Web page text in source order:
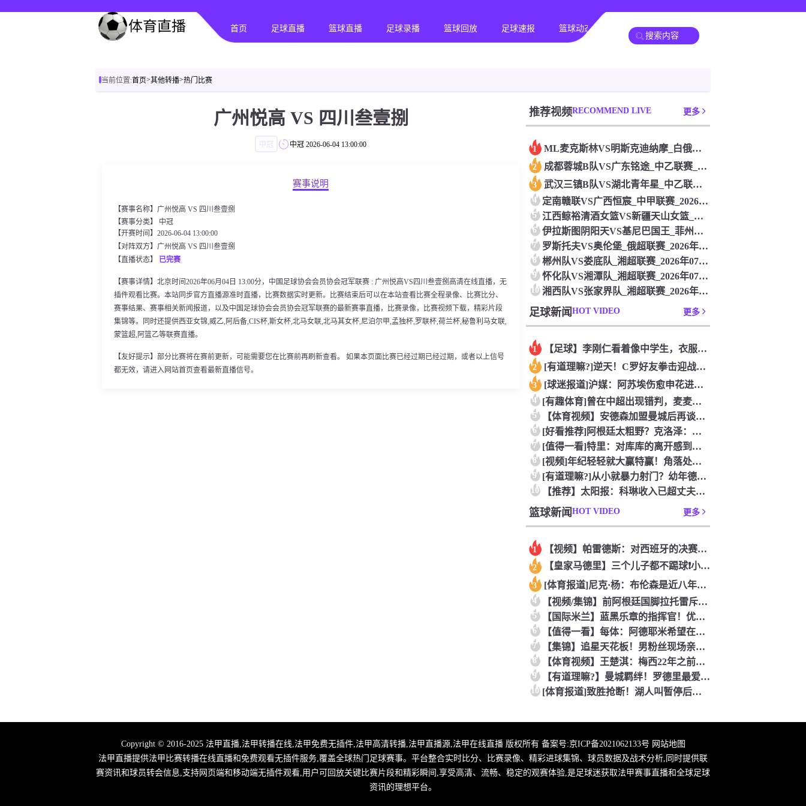
首页 足球直播 篮球直播 足球录播 篮球回放 足球速报 篮球动态 其他转播
当前位置:首页>其他转播>热门比赛
广州悦高 VS 四川叁壹捌
中冠 中冠 2026-06-04 13:00:00
赛事说明
【赛事名称】广州悦高 VS 四川叁壹捌
【赛事分类】 中冠
【开赛时间】2026-06-04 13:00:00
【对阵双方】广州悦高 VS 四川叁壹捌
【直播状态】 已完赛
【赛事详情】北京时间2026年06月04日 13:00分，中国足球协会会员协会冠军联赛 : 广州悦高VS四川叁壹捌高清在线直播，无
插件观看比赛。本站同步官方直播源准时直播，比赛数据实时更新。比赛结束后可以在本站查看比赛全程录像、比赛比分、
赛事结果、赛事相关新闻报道，以及中国足球协会会员协会冠军联赛的最新赛事直播，比赛录像，比赛视频下载，精彩片段
集锦等。同时还提供西亚女锦,威乙,阿后备,CIS杯,斯女杯,北马女联,北马其女杯,尼泊尔甲,孟独杯,罗联杯,荷兰杯,秘鲁利马女联,
蒙篮超,阿篮乙等联赛直播。
【友好提示】部分比赛将在赛前更新，可能需要您在比赛前再刷新查看。 如果本页面比赛已经过期已经过期，或者以上信号
都无效，请进入网站首页查看最新直播信号。
推荐视频RECOMMEND LIVE 更多
1 ML麦克斯林VS明斯克迪纳摩_白俄杯联赛_2026年07月2
2 成都蓉城B队VS广东铭途_中乙联赛_2026年07月26日
3 武汉三镇B队VS湖北青年星_中乙联赛_2026年07月26日
4 定南赣联VS广西恒宸_中甲联赛_2026年07月26日
5 江西鲸裕清酒女篮VS新疆天山女篮_中女锦联赛_2026年07
6 伊拉斯图阴阳天VS基尼巴国王_菲州长杯联赛_2026年07月
7 罗斯托夫VS奥伦堡_俄超联赛_2026年07月26日
8 郴州队VS娄底队_湘超联赛_2026年07月26日
9 怀化队VS湘潭队_湘超联赛_2026年07月26日
10 湘西队VS张家界队_湘超联赛_2026年07月26日
足球新闻 HOT VIDEO 更多
1 【足球】李刚仁看着像中学生，衣服脱了身材吊炸天！怪不得对抗上
2 [有道理嘛?]逆天！C罗好友拳击迎战阿根廷跟队记者，C罗好友
3 [球迷报道]沪媒：阿苏埃伤愈申花进攻得到保证 海港队基本没有
4 [有趣体育]曾在中超出现错判，麦麦提江本轮主哨中甲陕西联合v
5 【体育视频】安德森加盟曼城后再谈德布劳内：他一直是我非常仰慕
6 [好看推荐]阿根廷太粗野？克洛泽：这是他们的特色，极其强调对
7 [值得一看]特里：对库库的离开感到失望，但罗杰斯的到来又让我
8 [视频]年纪轻轻就大赢特赢！角落处打闹的亚马尔和尼科！
9 [有道理嘛?]从小就暴力射门？幼年德布劳内和他踢坏的树篱！
10 【推荐】太阳报：科琳收入已超丈夫鲁尼 自己设计服装8岁儿子当
篮球新闻 HOT VIDEO 更多
1 【视频】帕雷德斯：对西班牙的决赛是梅西国家队的最后一场比赛
2 【皇家马德里】三个儿子都不踢球❗️小贝气炸：三个坑爹货，只能
3 [体育报道]尼克·杨：布伦森是近八年最佳 联盟只有詹库杜能媲
4 【视频/集锦】前阿根廷国脚拉托雷斥“阴谋论”：彻底疯了，典型
5 【国际米兰】蓝黑乐章的指挥官！优雅的波兰中场节拍器！
6 【值得一看】每体：阿德耶米希望在巴萨继续穿27号球衣，但西甲
7 【集锦】追星天花板！男粉丝现场亲到夏奇拉，这波直接能吹一辈子
8 【体育视频】王楚淇：梅西22年之前一直被这踢法针对，铁杆球迷
9 【有道理嘛?】曼城羁绊！罗德里最爱的各国球员！葡萄牙选择了B
10 [体育报道]致胜抢断！湖人叫暂停后发球失误 理查德抢断造杀伤
Copyright © 2016-2025 法甲直播,法甲转播在线,法甲免费无插件,法甲高清转播,法甲直播源,法甲在线直播 版权所有 备案号:京ICP备2021062133号 网站地图
法甲直播提供法甲比赛转播在线直播和免费观看无插件服务,覆盖全球热门足球赛事。平台整合实时比分、比赛录像、精彩进球集锦、球员数据及战术分析,同时提供联
赛资讯和球员转会信息,支持网页端和移动端无插件观看,用户可回放关键比赛片段和精彩瞬间,享受高清、流畅、稳定的观赛体验,是足球迷获取法甲赛事直播和全球足球
资讯的理想平台。